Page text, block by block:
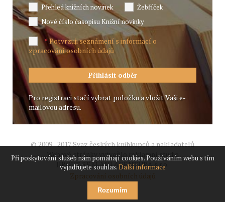
Přehled knižních novinek
Žebříček
Nové číslo časopisu Knižní novinky
*Potvrzuji seznámení s informací o
zpracování osobních údajů
Pro registraci stačí vybrat položku a vložit Vaši e-
mailovou adresu.
© 2009 - 2017 Svaz českých knihkupců a nakladatelů
Webové stránky vytvořilo reklamní studio
JIROUT REKLANÍ AGENTURA s.r.o.
Zpracování osobních údajů
Při poskytování služeb nám pomáhají cookies. Používáním webu s tím
vyjadřujete souhlas.Další informace
Rozumím